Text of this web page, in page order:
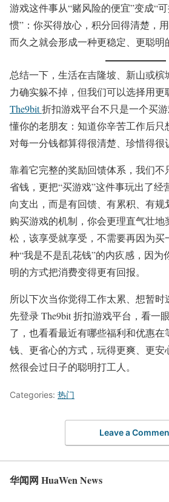
游戏这件事从“赌风险的便宜”变成“
惯”：你买得放心，积分回得清楚，
而久之就会形成一种更稳定、更聪明
总结一下，生活在吉隆坡、新山或槟
力确实躲不掉，但我们可以选择用更
The9bit折扣游戏平台不只是一个买
懂你的老朋友：知道你辛苦工作后
对每一分钱都算得很清楚、珍惜得很
靠着它完整的奖励回馈体系，我们
省钱，更把“买游戏”这件事玩出了
向支出，而是有回馈、有累积、有规
购买游戏的机制，你会更理直气壮
松，该享受就享受，不需要再因为买
种“我是不是乱花钱”的内疚感，因为
明的方式把消费变得更有回报。
所以下次当你觉得工作太累、想暂
先登录 The9bit 折扣游戏平台，看一
了，也看看最近有哪些福利和优惠
钱、更省心的方式，玩得更爽、更
然很会过日子的聪明打工人。
Categories: 热门
Leave a
华闻网 HuaWen News